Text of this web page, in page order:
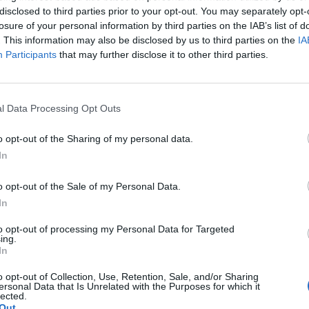
to third parties prior to your opt-out. You may separately
of your personal information by third parties on the IAB’s list of
This information may also be disclosed by us to third parties on the
Participants that may further disclose it to other third parties.
Data Processing Opt Outs
opt-out of the Sharing of my personal data.
opt-out of the Sale of my Personal Data.
opt-out of processing my Personal Data for Targeted
opt-out of Collection, Use, Retention, Sale, and/or Sharing
Data that Is Unrelated with the Purposes for which it
Bank (EKB) egy levélben bírálta a román kormányt,
bankok követeléseire kivetett úgynevezett
román hatóságok konzultáljanak az új adó bevezetéséről,
portfolio.hu hírarchívumához tartozik, melynek olvasása
tartalmazza:
cikkarchívum
elmúlt 2 év napon belüli